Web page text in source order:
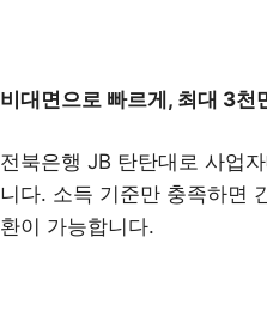
비대면으로 빠르게, 최대 3천
전북은행 JB 탄탄대로 사업
니다. 소득 기준만 충족하면
환이 가능합니다.